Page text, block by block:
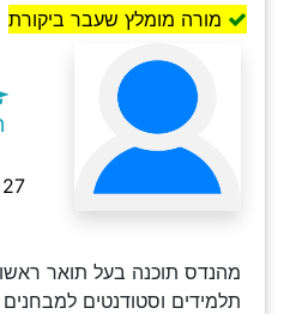
מורה מומלץ שעבר ביקורת
27 משובים
מהנדס תוכנה בעל תואר
תלמידים וסטודנטים